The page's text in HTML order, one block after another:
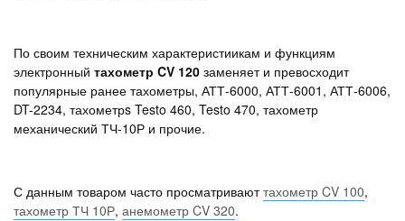
По своим техническим характеристиикам и функциям
электронный тахометр CV 120 заменяет и превосходит
популярные ранее тахометры, АТТ-6000, АТТ-6001, АТТ-6006,
DT-2234, тахометрs Testo 460, Testo 470, тахометр
механический ТЧ-10Р и прочие.
С данным товаром часто просматриваюттахометр CV 100,
тахометр ТЧ 10Р, анемометр CV 320.